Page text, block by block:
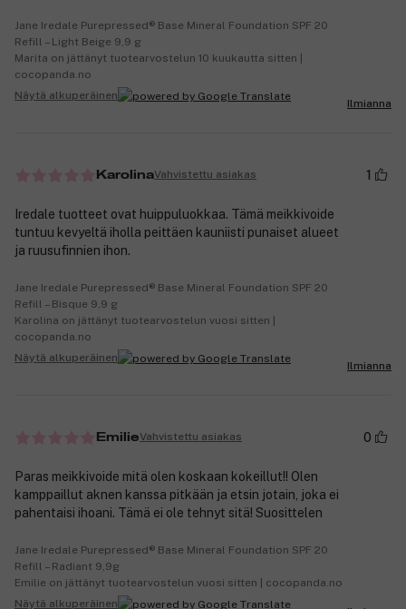
Jane Iredale Purepressed® Base Mineral Foundation SPF 20
Refill – Light Beige 9,9 g
Marita on jättänyt tuotearvostelun 10 kuukautta sitten |
cocopanda.no
Näytä alkuperäinen
Ilmianna
KarolinaVahvistettu asiakas 1
Iredale tuotteet ovat huippuluokkaa. Tämä meikkivoide
tuntuu kevyeltä iholla peittäen kauniisti punaiset alueet
ja ruusufinnien ihon.
Jane Iredale Purepressed® Base Mineral Foundation SPF 20
Refill – Bisque 9,9 g
Karolina on jättänyt tuotearvostelun vuosi sitten |
cocopanda.no
Näytä alkuperäinen
Ilmianna
EmilieVahvistettu asiakas 0
Paras meikkivoide mitä olen koskaan kokeillut!! Olen
kamppaillut aknen kanssa pitkään ja etsin jotain, joka ei
pahentaisi ihoani. Tämä ei ole tehnyt sitä! Suosittelen
Jane Iredale Purepressed® Base Mineral Foundation SPF 20
Refill – Radiant 9,9g
Emilie on jättänyt tuotearvostelun vuosi sitten | cocopanda.no
Näytä alkuperäinen